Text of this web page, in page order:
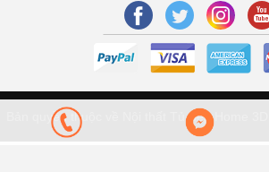
Bản quyền thuộc về Nội thất Tủ Bếp Home 3D.